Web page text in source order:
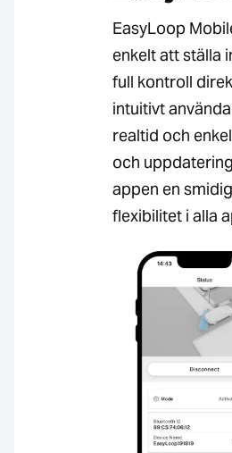
EasyLoop
enkelt att ställa
full kontroll
intuitivt
realtid och
och
appen en
flexibilitet i alla